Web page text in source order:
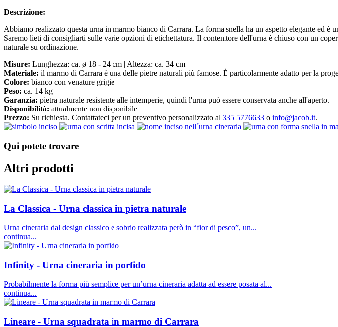
Descrizione:
Abbiamo realizzato questa urna in marmo bianco di Carrara. La forma snella ha un aspetto elegante ed
Saremo lieti di consigliarti sulle varie opzioni di etichettatura. Il contenitore dell'urna è chiuso con un
naturale su ordinazione.
Misure: Lunghezza: ca. ø 18 - 24 cm | Altezza: ca. 34 cm
Materiale: il marmo di Carrara è una delle pietre naturali più famose. È particolarmente adatto per la
Colore: bianco con venature grigie
Peso: ca. 14 kg
Garanzia: pietra naturale resistente alle intemperie, quindi l'urna può essere conservata anche all'aperto.
Disponibilità: attualmente non disponibile
Prezzo: Su richiesta. Contattateci per un preventivo personalizzato al 335 5776633 o info@jacob.it.
Qui potete trovare
Altri prodotti
La Classica - Urna classica in pietra naturale
Urna cineraria dal design classico e sobrio realizzata però in “fior di pesco”, un...
continua...
Infinity - Urna cineraria in porfido
Probabilmente la forma più semplice per un’urna cineraria adatta ad essere posata al...
continua...
Lineare - Urna squadrata in marmo di Carrara